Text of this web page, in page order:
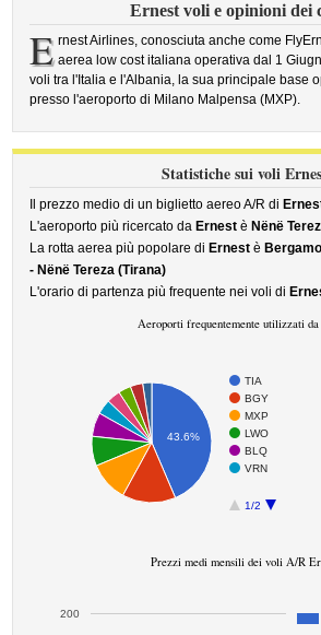
Ernest voli e opinioni dei
E rnest Airlines, conosciuta anche come
aerea low cost italiana operativa dal 1
voli tra l'Italia e l'Albania, la sua principale base
presso l'aeroporto di Milano Malpensa (MXP).
Statistiche sui voli
Il prezzo medio di un biglietto aereo A/R di
L'aeroporto più ricercato da Ernest è Nënë
La rotta aerea più popolare di Ernest è
- Nënë Tereza (Tirana)
L'orario di partenza più frequente nei voli di
Aeroporti frequentemente utilizzati da
TIA
BGY
MXP
LWO
BLQ
VRN
1/2
43.6%
Prezzi medi mensili dei voli A/R
200